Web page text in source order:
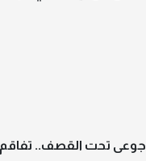
جوعى تحت القصف.. تفاقم